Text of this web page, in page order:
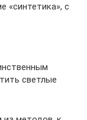
«синтетика», с
светлые